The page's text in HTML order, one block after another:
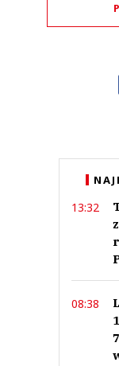
This
"pomimo
13:32
08:38